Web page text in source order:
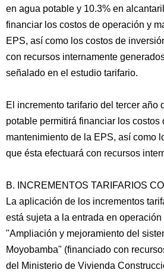
en agua potable y 10.3% en
financiar los costos de operación y
EPS, así como los costos de
con recursos internamente
señalado en el estudio tarifario.
El incremento tarifario del tercer año
potable permitirá financiar los costos
mantenimiento de la EPS, así como
que ésta efectuará con recursos
B. INCREMENTOS TARIFARIOS
La aplicación de los incrementos
está sujeta a la entrada en
"Ampliación y mejoramiento del
Moyobamba" (financiado con
del Ministerio de Vivienda